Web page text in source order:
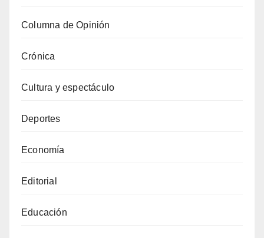
Columna de Opinión
Crónica
Cultura y espectáculo
Deportes
Economía
Editorial
Educación